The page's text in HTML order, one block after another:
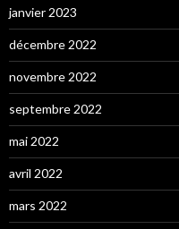
janvier 2023
décembre 2022
novembre 2022
septembre 2022
mai 2022
avril 2022
mars 2022